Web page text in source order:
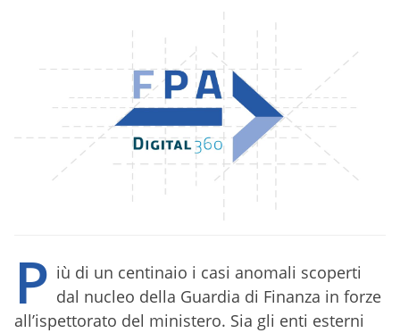
P iù di un centinaio i casi anomali scoperti
dal nucleo della Guardia di Finanza in forze
all’ispettorato del ministero. Sia gli enti esterni